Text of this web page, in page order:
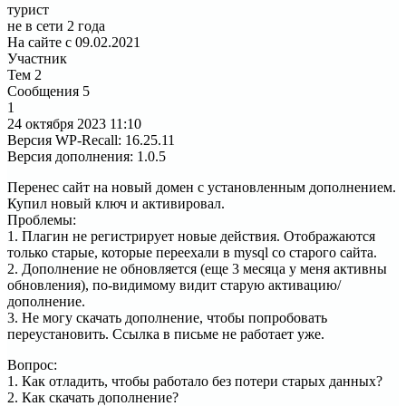
турист
не в сети 2 года
На сайте с 09.02.2021
Участник
Тем 2
Сообщения 5
1
24 октября 2023 11:10
Версия WP-Recall: 16.25.11
Версия дополнения: 1.0.5
Перенес сайт на новый домен с установленным дополнением.
Купил новый ключ и активировал.
Проблемы:
1. Плагин не регистрирует новые действия. Отображаются
только старые, которые переехали в mysql со старого сайта.
2. Дополнение не обновляется (еще 3 месяца у меня активны
обновления), по-видимому видит старую активацию/
дополнение.
3. Не могу скачать дополнение, чтобы попробовать
переустановить. Ссылка в письме не работает уже.
Вопрос:
1. Как отладить, чтобы работало без потери старых данных?
2. Как скачать дополнение?